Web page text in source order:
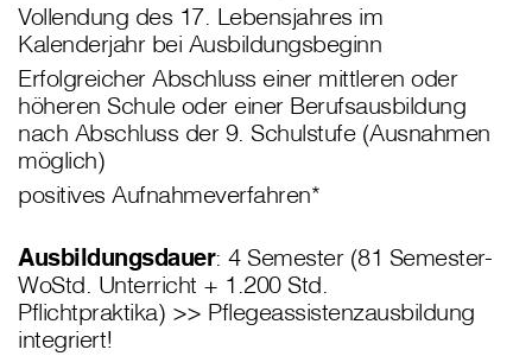
Vollendung des 17. Lebensjahres im
Kalenderjahr bei Ausbildungsbeginn
Erfolgreicher Abschluss einer mittleren oder
höheren Schule oder einer Berufsausbildung
nach Abschluss der 9. Schulstufe (Ausnahmen
möglich)
positives Aufnahmeverfahren*
Ausbildungsdauer: ​​4 Semester (81 Semester-
WoStd. Unterricht + 1.200 Std.
Pflichtpraktika) >> Pflegeassistenzausbildung
integriert!